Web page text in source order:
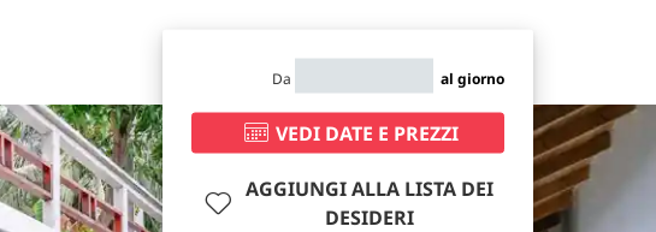
Da al giorno
VEDI DATE E PREZZI
AGGIUNGI ALLA LISTA DEI
DESIDERI